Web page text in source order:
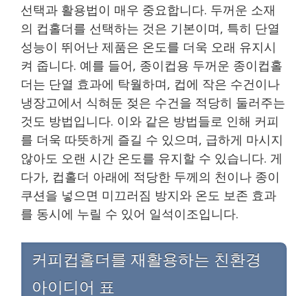
선택과 활용법이 매우 중요합니다. 두꺼운 소재
의 컵홀더를 선택하는 것은 기본이며, 특히 단열
성능이 뛰어난 제품은 온도를 더욱 오래 유지시
켜 줍니다. 예를 들어, 종이컵용 두꺼운 종이컵홀
더는 단열 효과에 탁월하며, 컵에 작은 수건이나
냉장고에서 식혀둔 젖은 수건을 적당히 둘러주는
것도 방법입니다. 이와 같은 방법들로 인해 커피
를 더욱 따뜻하게 즐길 수 있으며, 급하게 마시지
않아도 오랜 시간 온도를 유지할 수 있습니다. 게
다가, 컵홀더 아래에 적당한 두께의 천이나 종이
쿠션을 넣으면 미끄러짐 방지와 온도 보존 효과
를 동시에 누릴 수 있어 일석이조입니다.
커피컵홀더를 재활용하는 친환경
아이디어 표